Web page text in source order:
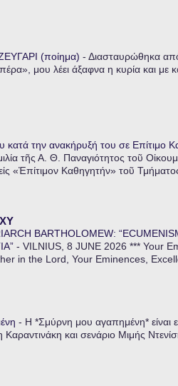
(ποίημα) - Διασταυρώθηκα
μου λέει άξαφνα η κυρία και με
κατά την ανακήρυξή του σε Επίτιμο
τῆς Α. Θ. Παναγιότητος τοῦ
«Ἐπίτιμον Καθηγητήν» τοῦ
BARTHOLOMEW:
- VILNIUS, 8 JUNE 2026 *** Your
in the Lord, Your Eminences,
- Η *Σμύρνη μου αγαπημένη* είναι
και σενάριο Μιμής